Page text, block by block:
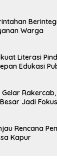
Warga
Literasi
Edukasi
Gelar
Jadi Fokus
Rencana
Kapur